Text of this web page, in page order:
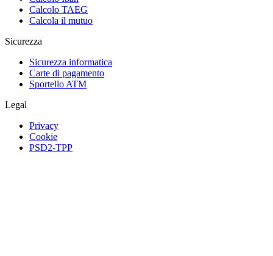
Calcolo TAEG
Calcola il mutuo
Sicurezza
Sicurezza informatica
Carte di pagamento
Sportello ATM
Legal
Privacy
Cookie
PSD2-TPP